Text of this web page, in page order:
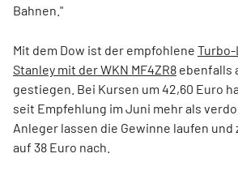
Bahnen."
Mit dem Dow ist der empfohlene Turbo-
Stanley mit der WKN MF4ZR8 ebenfalls
gestiegen. Bei Kursen um 42,60 Euro
seit Empfehlung im Juni mehr als
Anleger lassen die Gewinne laufen und
auf 38 Euro nach.